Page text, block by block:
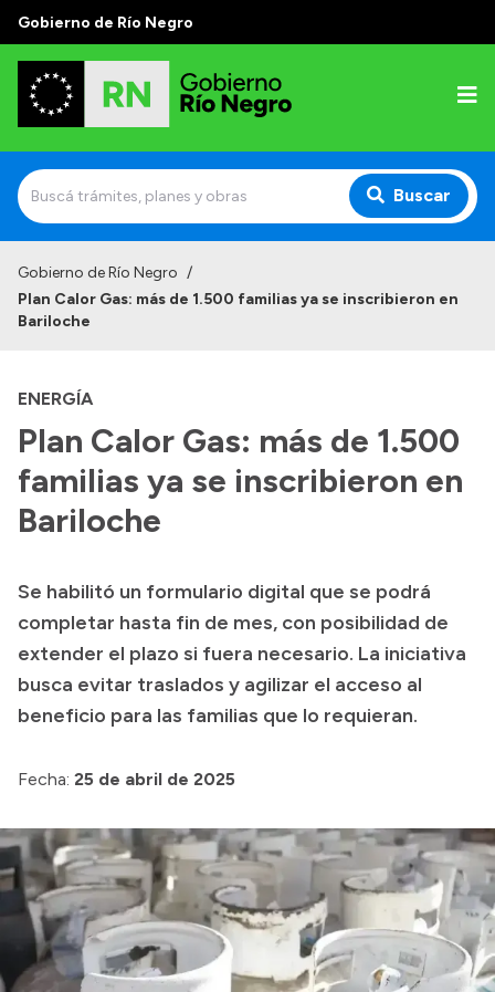
Gobierno de Río Negro
Buscar
Autoridades
Autoridades y Organismos
Discursos en la Legislatura
Casa de Gobierno
Acerca de Río Negro
Geografía
Invertí en Río Negro
Presupuesto
Boletín Oficial
Compras y licitaciones
Consulta de expedientes
Consulta de pago a proveedores
Convocatorias
Gobierno de Río Negro /
Plan Calor Gas: más de 1.500 familias ya se inscribieron en
Bariloche
ENERGÍA
Plan Calor Gas: más de 1.500
familias ya se inscribieron en
Bariloche
Se habilitó un formulario digital que se podrá
completar hasta fin de mes, con posibilidad de
extender el plazo si fuera necesario. La iniciativa
busca evitar traslados y agilizar el acceso al
beneficio para las familias que lo requieran.
Fecha: 25 de abril de 2025